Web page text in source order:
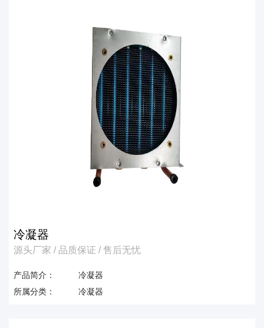
冷凝器
源头厂家 / 品质保证 / 售后无忧
产品简介：
冷凝器
所属分类：
冷凝器